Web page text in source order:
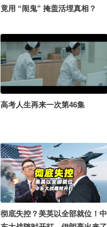
竟用 “闹鬼” 掩盖活埋真相？
高考人生再来一次第46集
彻底失控？美英以全部就位！中